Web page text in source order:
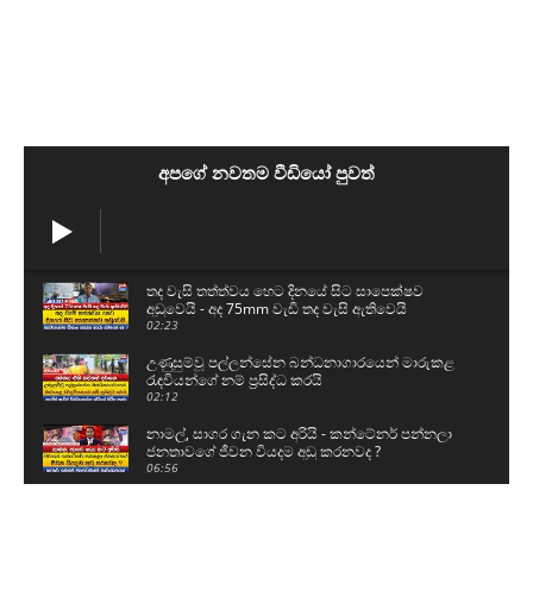
අපගේ නවතම වීඩියෝ පුවත්
තද වැසි තත්ත්වය හෙට දිනයේ සිට සාපෙක්ෂව
අඩුවෙයි - අද 75mm වැඩි තද වැසි ඇතිවෙයි
02:23
උණුසුම්වූ පල්ලන්සේන බන්ධනාගාරයෙන් මාරුකළ
රැඳවියන්ගේ නම් ප්‍රසිද්ධ කරයි
02:12
නාමල්, සාගර ගැන කට අරියි - කන්ටේනර් පන්නලා
ජනතාවගේ ජීවන වියදම අඩු කරනවද ?
06:56